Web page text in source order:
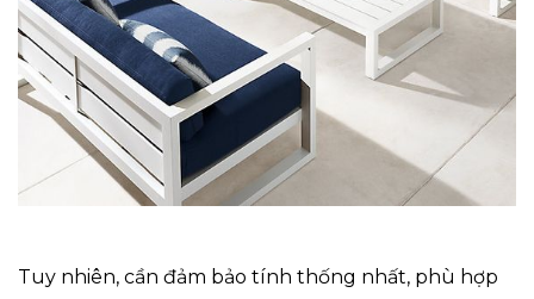
Tuy nhiên, cần đảm bảo tính thống nhất, phù hợp